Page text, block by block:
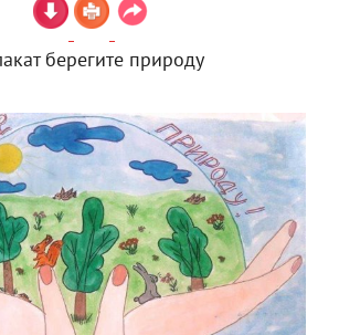
берегите природу